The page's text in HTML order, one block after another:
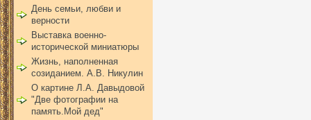
День семьи, любви и
верности
Выставка военно-
исторической миниатюры
Жизнь, наполненная
созиданием. А.В. Никулин
О картине Л.А. Давыдовой
"Две фотографии на
память.Мой дед"